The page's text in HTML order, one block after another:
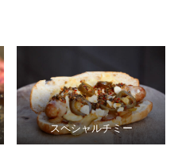
スペシャルチミー